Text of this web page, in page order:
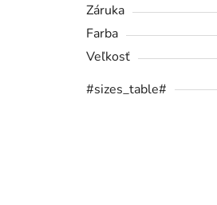
Záruka
Farba
Veľkosť
#sizes_table#